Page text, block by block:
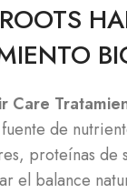
Care
de
proteínas de
el balance